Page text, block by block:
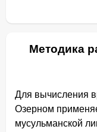
Методика
Для вычисления
Озерном
мусульманской